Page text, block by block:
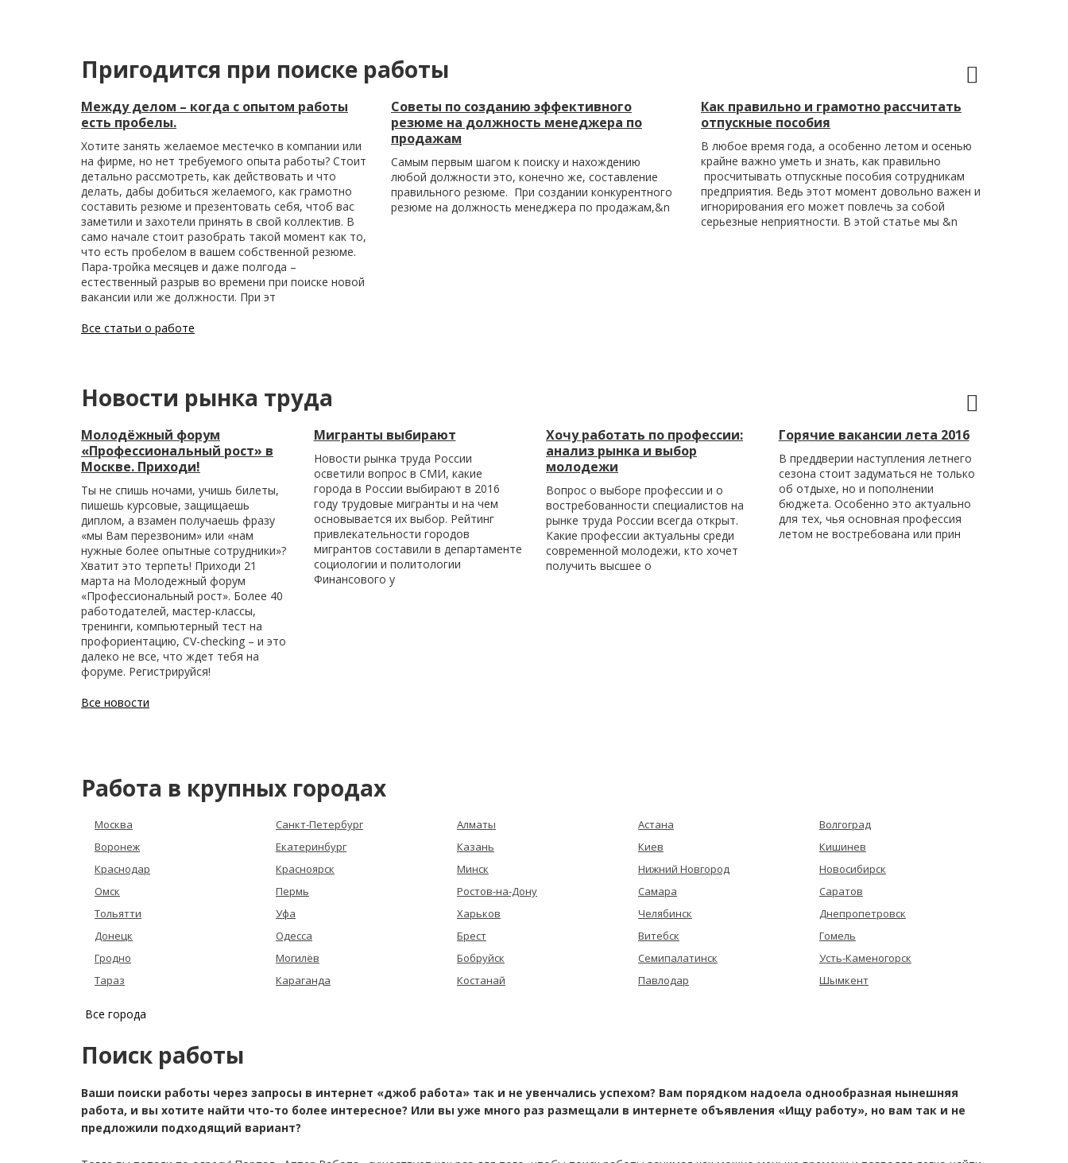
Пригодится при поиске работы
Между делом – когда с опытом работы
есть пробелы.
Хотите занять желаемое местечко в компании или
на фирме, но нет требуемого опыта работы? Стоит
детально рассмотреть, как действовать и что
делать, дабы добиться желаемого, как грамотно
составить резюме и презентовать себя, чтоб вас
заметили и захотели принять в свой коллектив. В
само начале стоит разобрать такой момент как то,
что есть пробелом в вашем собственной резюме.
Пара-тройка месяцев и даже полгода –
естественный разрыв во времени при поиске новой
вакансии или же должности. При эт
Советы по созданию эффективного
резюме на должность менеджера по
продажам
Самым первым шагом к поиску и нахождению
любой должности это, конечно же, составление
правильного резюме. При создании конкурентного
резюме на должность менеджера по продажам,&n
Как правильно и грамотно рассчитать
отпускные пособия
В любое время года, а особенно летом и осенью
крайне важно уметь и знать, как правильно
просчитывать отпускные пособия сотрудникам
предприятия. Ведь этот момент довольно важен и
игнорирования его может повлечь за собой
серьезные неприятности. В этой статье мы &n
Все статьи о работе
Новости рынка труда
Молодёжный форум
«Профессиональный рост» в
Москве. Приходи!
Ты не спишь ночами, учишь билеты,
пишешь курсовые, защищаешь
диплом, а взамен получаешь фразу
«мы Вам перезвоним» или «нам
нужные более опытные сотрудники»?
Хватит это терпеть! Приходи 21
марта на Молодежный форум
«Профессиональный рост». Более 40
работодателей, мастер-классы,
тренинги, компьютерный тест на
профориентацию, CV-checking – и это
далеко не все, что ждет тебя на
форуме. Регистрируйся!
Мигранты выбирают
Новости рынка труда России
осветили вопрос в СМИ, какие
города в России выбирают в 2016
году трудовые мигранты и на чем
основывается их выбор. Рейтинг
привлекательности городов
мигрантов составили в департаменте
социологии и политологии
Финансового у
Хочу работать по профессии:
анализ рынка и выбор
молодежи
Вопрос о выборе профессии и о
востребованности специалистов на
рынке труда России всегда открыт.
Какие профессии актуальны среди
современной молодежи, кто хочет
получить высшее о
Горячие вакансии лета 2016
В преддверии наступления летнего
сезона стоит задуматься не только
об отдыхе, но и пополнении
бюджета. Особенно это актуально
для тех, чья основная профессия
летом не востребована или прин
Все новости
Работа в крупных городах
Москва Санкт-Петербург Алматы Астана
Волгоград
Воронеж
Екатеринбург Казань Киев
Кишинев
Краснодар
Красноярск Минск Нижний Новгород
Новосибирск
Омск
Пермь Ростов-на-Дону Самара
Саратов
Тольятти
Уфа Харьков Челябинск
Днепропетровск
Донецк
Одесса Брест Витебск
Гомель
Гродно
Могилёв Бобруйск Семипалатинск
Усть-Каменогорск
Тараз
Караганда Костанай Павлодар Шымкент
Все города
Поиск работы
Ваши поиски работы через запросы в интернет «джоб работа» так и не увенчались успехом? Вам порядком надоела однообразная нынешняя
работа, и вы хотите найти что-то более интересное? Или вы уже много раз размещали в интернете объявления «Ищу работу», но вам так и не
предложили подходящий вариант?